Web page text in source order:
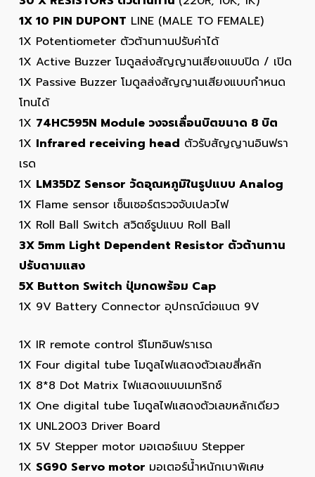
1X 10 PIN DUPONT LINE (MALE TO FEMALE)
1X Potentiometer ตัวต้านทานปรับค่าได้
1X Active Buzzer โมดูลส่งสัญญานเสียงแบบปิด / เปิด
1X Passive Buzzer โมดูลส่งสัญญานเสียงแบบกำหนด
โทนได้
1X 74HC595N Module วงจรเลื่อนบิตขนาด 8 บิต
1X Infrared receiving head ตัวรับสัญญานอินฟรา
เรด
1X LM35DZ Sensor วัดอุณหภูมิในรูปแบบ Analog
1X Flame sensor เซ็นเซอร์ตรวจจับเปลวไฟ
1X Roll Ball Switch สวิตซ์รูปแบบ Roll Ball
3X 5mm Light Dependent Resistor ตัวต้านทาน
ปรับตามแสง
5X Button Switch ปุ่มกดพร้อม Cap
1X 9V Battery Connector อุปกรณ์ต่อแบต 9V
1X IR remote control รีโมทอินฟราเรด
1X Four digital tube โมดูลไฟแสดงตัวเลขสี่หลัก
1X 8*8 Dot Matrix ไฟแสดงแบบเมทริกซ์
1X One digital tube โมดูลไฟแสดงตัวเลขหลักเดียว
1X UNL2003 Driver Board
1X 5V Stepper motor มอเตอร์แบบ Stepper
1X SG90 Servo motor มอเตอร์น้ำหนักเบาพิเศษ